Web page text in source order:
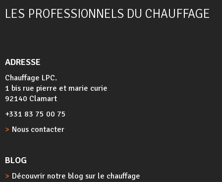
LES PROFESSIONNELS DU CHAUFFAGE
ADRESSE
Chauffage LPC.
1 bis rue pierre et marie curie
92140 Clamart
+331 83 75 00 75
Nous contacter
BLOG
Découvrir notre blog sur le chauffage